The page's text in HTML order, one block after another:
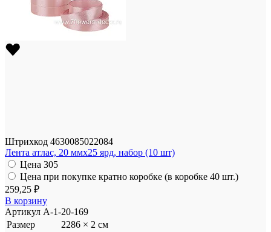
Штрихкод 4630085022084
Лента атлас, 20 ммx25 ярд, набор (10 шт)
Цена 305
Цена при покупке кратно коробке (в коробке 40 шт.)
259,25 ₽
В корзину
Артикул A-1-20-169
Размер
2286 × 2 см